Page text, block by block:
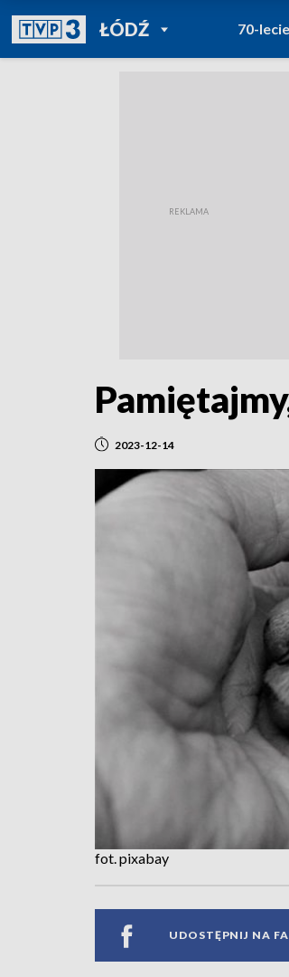
ŁÓDŹPOWRÓT DO
TVP REGIONY
70-
2023-12-14
fot. pixabay
UDOSTĘPNIJ NA